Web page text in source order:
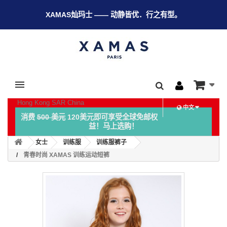
XAMAS灿玛士 —— 动静皆优．行之有型。
Hong Kong SAR China
中文
消费500 美元120美元即可享受全球免邮权
益！马上选购！
女士 训练服
训练服裤子
青春时尚 XAMAS 训练运动短裤